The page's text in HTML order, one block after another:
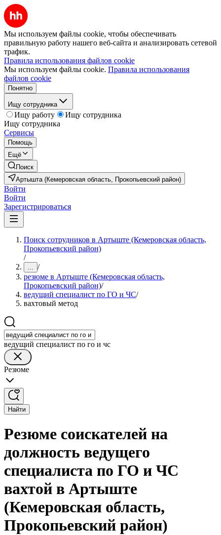
Мы используем файлы cookie, чтобы обеспечивать
правильную работу нашего веб-сайта и анализировать сетевой
трафик.
Правила использования файлов cookie
Мы используем файлы cookie. Правила использования
файлов cookie
Понятно
Ищу сотрудника
Ищу работу
Ищу сотрудника
Ищу сотрудника
Сервисы
Помощь
Ещё
Поиск
Артышта (Кемеровская область, Прокопьевский район)
Войти
Войти
Зарегистрироваться
Поиск сотрудников в Артыште (Кемеровская область,
Прокопьевский район)
/
... /
резюме в Артыште (Кемеровская область,
Прокопьевский район)/
ведущий специалист по ГО и ЧС/
вахтовый метод
ведущий специалист по го и чс
Резюме
Найти
Резюме соискателей на
должность ведущего
специалиста по ГО и ЧС
вахтой в Артыште
(Кемеровская область,
Прокопьевский район)